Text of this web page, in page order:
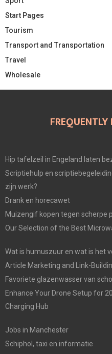
Start Pages
Tourism
Transport and Transportation
Travel
Wholesale
Hip tafelzeil in Engeland laten
Scriptiehulp en
zijn werk?
Drank en horecawet
Muizengif kopen tegen scherpe
Our Selection of the Best
Wat is humuszuur en wat is het
Article Marketing and Link-
Favoriete glazenwasser van
Enhance Your Drone Setup for
Charging Hub
Jobs in Manchester
Schiphol, taxi en informatie